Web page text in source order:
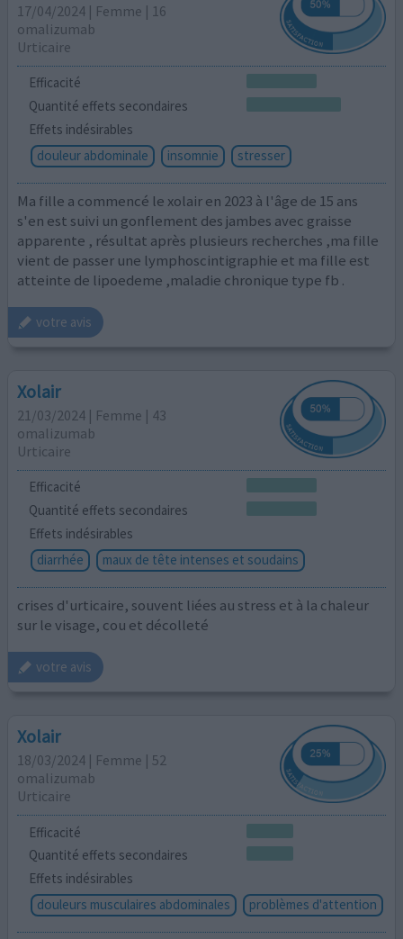
17/04/2024 | Femme | 16
omalizumab
Urticaire
Efficacité
Quantité effets secondaires
Effets indésirables
douleur abdominale
insomnie stresser
Ma fille a commencé le xolair en 2023 à l'âge de 15 ans
s'en est suivi un gonflement des jambes avec graisse
apparente , résultat après plusieurs recherches ,ma fille
vient de passer une lymphoscintigraphie et ma fille est
atteinte de lipoedeme ,maladie chronique type fb .
votre avis
Xolair
21/03/2024 | Femme | 43
omalizumab
Urticaire
Efficacité
Quantité effets secondaires
Effets indésirables
diarrhée
maux de tête intenses et soudains
crises d'urticaire, souvent liées au stress et à la chaleur
sur le visage, cou et décolleté
votre avis
Xolair
18/03/2024 | Femme | 52
omalizumab
Urticaire
Efficacité
Quantité effets secondaires
Effets indésirables
douleurs musculaires abdominales
problèmes d'attention